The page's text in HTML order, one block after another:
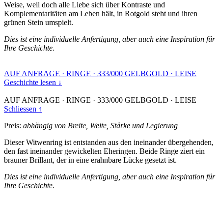
Weise, weil doch alle Liebe sich über Kontraste und
Komplementaritäten am Leben hält, in Rotgold steht und ihren
grünen Stein umspielt.
Dies ist eine individuelle Anfertigung, aber auch eine Inspiration für
Ihre Geschichte.
AUF ANFRAGE · RINGE · 333/000 GELBGOLD · LEISE
Geschichte lesen ↓
AUF ANFRAGE · RINGE · 333/000 GELBGOLD · LEISE
Schliessen ↑
Preis: abhängig von Breite, Weite, Stärke und Legierung
Dieser Witwenring ist entstanden aus den ineinander übergehenden,
den fast ineinander gewickelten Eheringen. Beide Ringe ziert ein
brauner Brillant, der in eine erahnbare Lücke gesetzt ist.
Dies ist eine individuelle Anfertigung, aber auch eine Inspiration für
Ihre Geschichte.